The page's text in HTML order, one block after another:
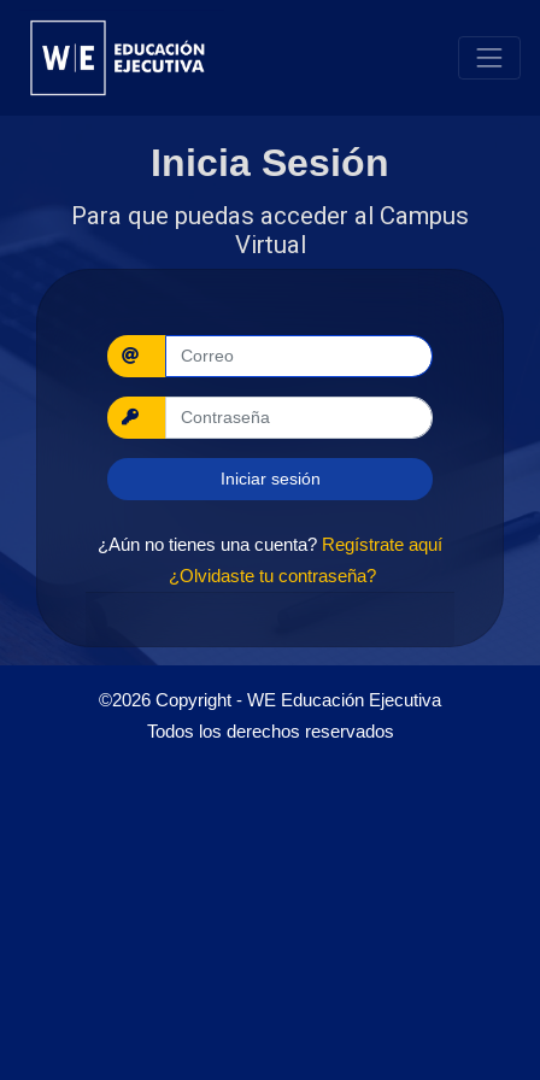
Inicia Sesión
Para que puedas acceder al Campus
Virtual
¿Aún no tienes una cuenta? Regístrate aquí
¿Olvidaste tu contraseña?
©2026 Copyright - WE Educación Ejecutiva
Todos los derechos reservados